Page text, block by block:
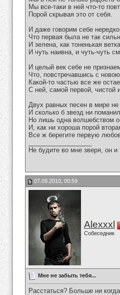
Мы все-таки в ней что-то
Порой скрывая это от себя.
И даже говорим себе
Что первая была не так
И зелена, как тоненькая
И чуть наивна, и чуть-чуть
И целый век себе не
Что, повстречавшись с
Какой-то частью все же
С ней, самой первой, чистой
Двух равных песен в мире не
И сколько б звезд ни
Но лишь одна волшебством
И, как ни хороша порой
Все ж берегите первую
Не будите во мне зверя, он
07.09.2010, 00:59
Alexxxl
Собеседник
Мне не забыть тебя...
Расстаться? Больше ни